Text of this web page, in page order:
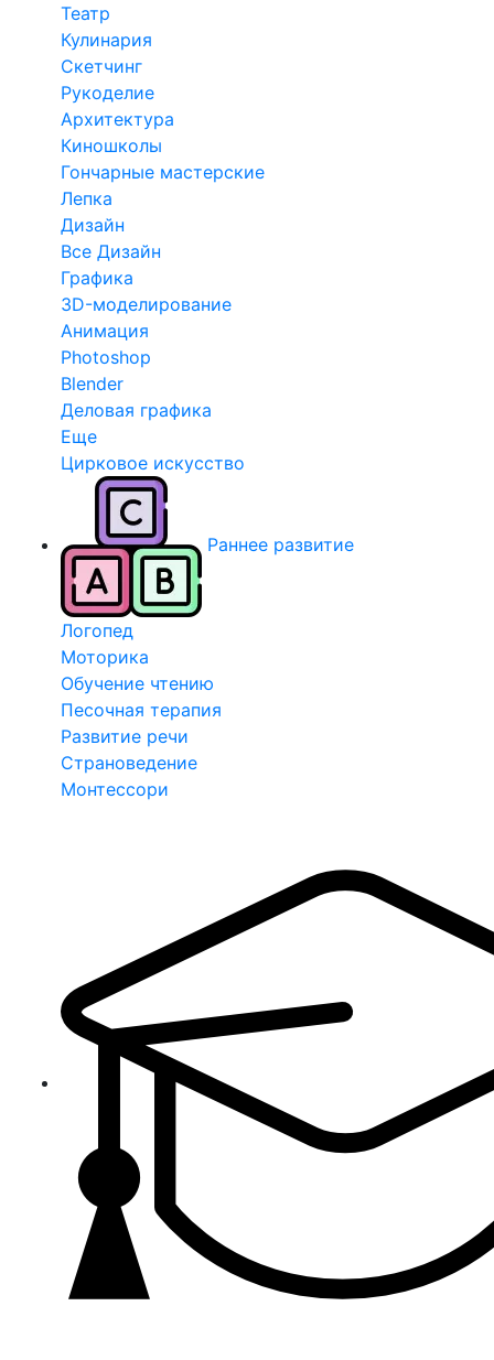
Театр
Кулинария
Скетчинг
Рукоделие
Архитектура
Киношколы
Гончарные мастерские
Лепка
Дизайн
Все Дизайн
Графика
3D-моделирование
Анимация
Photoshop
Blender
Деловая графика
Еще
Цирковое искусство
Раннее развитие
Логопед
Моторика
Обучение чтению
Песочная терапия
Развитие речи
Страноведение
Монтессори